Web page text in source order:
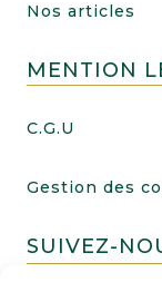
Nos articles
MENTION
C.G.U
Gestion des
SUIVEZ-